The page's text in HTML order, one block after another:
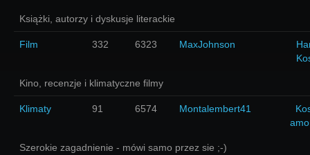
Książki, autorzy i dyskusje literackie
Film 332 6323 MaxJohnson
Kino, recenzje i klimatyczne filmy
Klimaty 91 6574 Montalembert41
Szerokie zagadnienie - mówi samo przez sie ;-)